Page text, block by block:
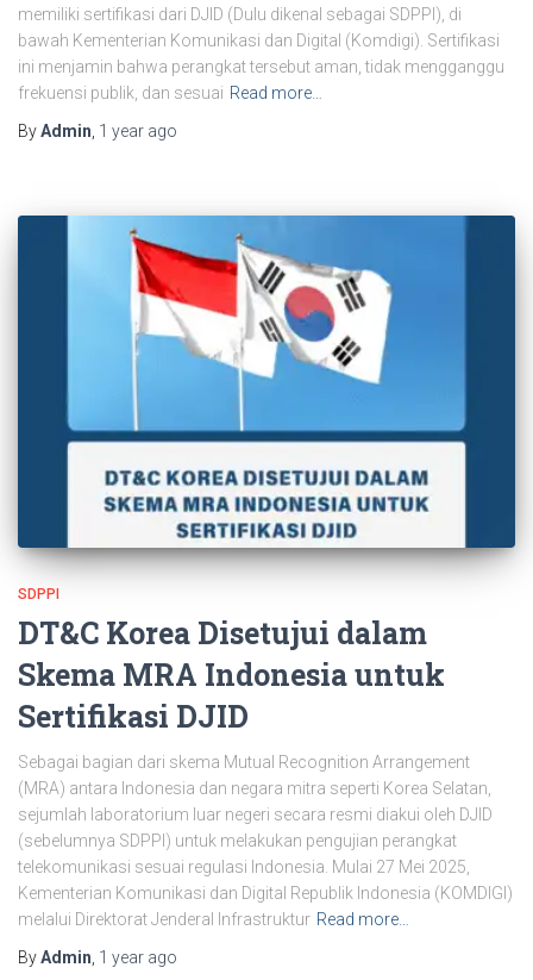
memiliki sertifikasi dari DJID (Dulu dikenal sebagai SDPPI), di
bawah Kementerian Komunikasi dan Digital (Komdigi). Sertifikasi
ini menjamin bahwa perangkat tersebut aman, tidak mengganggu
frekuensi publik, dan sesuai Read more…
ByAdmin, 1 year ago
SDPPI
DT&C Korea Disetujui dalam
Skema MRA Indonesia untuk
Sertifikasi DJID
Sebagai bagian dari skema Mutual Recognition Arrangement
(MRA) antara Indonesia dan negara mitra seperti Korea Selatan,
sejumlah laboratorium luar negeri secara resmi diakui oleh DJID
(sebelumnya SDPPI) untuk melakukan pengujian perangkat
telekomunikasi sesuai regulasi Indonesia. Mulai 27 Mei 2025,
Kementerian Komunikasi dan Digital Republik Indonesia (KOMDIGI)
melalui Direktorat Jenderal Infrastruktur Read more…
ByAdmin 1 year ago